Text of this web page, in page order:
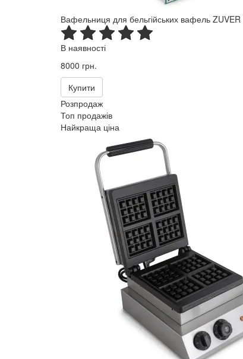
Вафельниця для бельгійських вафель
В наявності
8000 грн.
Купити
Розпродаж
Топ продажів
Найкраща ціна